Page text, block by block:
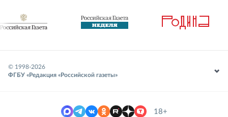
© 1998-2026
ФГБУ «Редакция «Российской газеты»
18+